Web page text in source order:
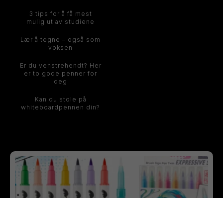
3 tips for å få mest
mulig ut av studiene
Lær å tegne – også som
voksen
Er du venstrehendt? Her
er to gode penner for
deg
Kan du stole på
whiteboardpennen din?